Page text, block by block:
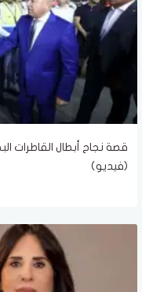
قصة نجاح أبطال القاطرات
(فيديو)